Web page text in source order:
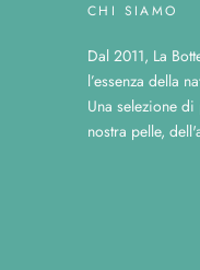
CHI SIAMO
Dal 2011, La
l’essenza della
Una selezione
nostra pelle,